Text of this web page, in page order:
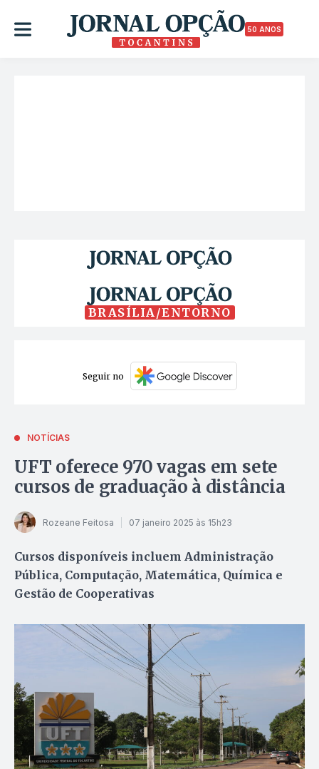
50 ANOS
BRASÍLIA/ENTORNO
Seguir no
NOTÍCIAS
UFT oferece 970 vagas em sete
cursos de graduação à distância
Rozeane Feitosa 07 janeiro 2025 às 15h23
Cursos disponíveis incluem Administração
Pública, Computação, Matemática, Química e
Gestão de Cooperativas